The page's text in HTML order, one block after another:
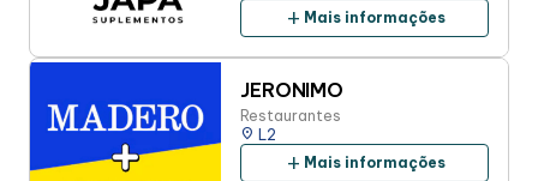
add Mais informações
JERONIMO
Restaurantes
place L2
add Mais informações